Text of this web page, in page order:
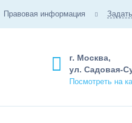
Правовая информация
г. Москва,
ул. Садовая-
Посмотреть на